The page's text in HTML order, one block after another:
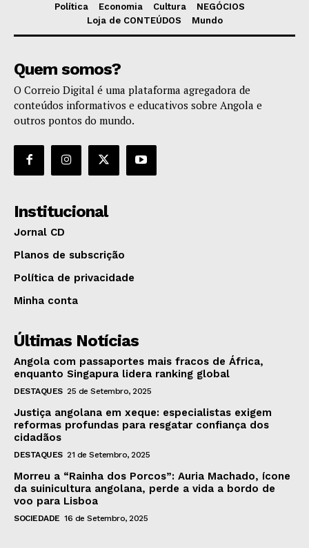
Política Economia Cultura
NEGÓCIOS
Loja de CONTEÚDOS
Mundo
Quem somos?
O Correio Digital é uma plataforma agregadora de
conteúdos informativos e educativos sobre Angola e
outros pontos do mundo.
Institucional
Jornal CD
Planos de subscrição
Política de privacidade
Minha conta
Últimas Notícias
Angola com passaportes mais fracos de África,
enquanto Singapura lidera ranking global
DESTAQUES 25 de Setembro, 2025
Justiça angolana em xeque: especialistas exigem
reformas profundas para resgatar confiança dos
cidadãos
DESTAQUES 21 de Setembro, 2025
Morreu a “Rainha dos Porcos”: Auria Machado, ícone
da suinicultura angolana, perde a vida a bordo de
voo para Lisboa
SOCIEDADE 16 de Setembro, 2025